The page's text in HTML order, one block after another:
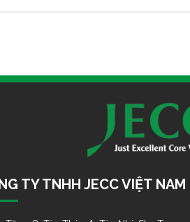
TY TNHH JECC VIỆT NAM